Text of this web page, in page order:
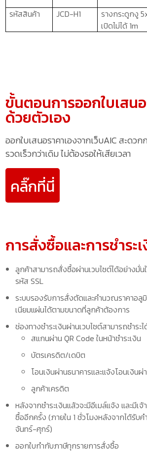
รหัสสินค้า
JCD-H1 รางกระดูกงู
เปิดไม่ได้1m
ขั้นตอนการออกใบเสน
ด้วยตัวเอง
ออกใบเสนอราคาเองจากเว็บAIC สะดวก
รวดเร็วกว่าเดิม ไม่ต้องรอให้เสียเวลา
คลิ๊กที่นี่
การสั่งซื้อและการชำระ
ลูกค้าสามารถสั่งซื้อผ่านเวบไซต์ได้อย่างมั่น
รหัส SSL
ระบบรองรับการสั่งตัดและคำนวณราคาอลู
เนียมแผ่นได้ตามขนาดที่ลูกค้าต้องการ
ช่องทางชำระเงินผ่านเวบไซต์สามารถชำระ
สแกนผ่าน QR Code ในหน้าชำระเงิน
บัตรเครดิต/เดบิต
โอนเงินผ่านธนาคารและแจ้งโอนเงินผ่
ลูกค้าเครดิต
หลังจากชำระเงินแล้วจะมีอีเมล์แจ้ง และมีเ
ซื้ออีกครั้ง (ภายใน 1 ชั่วโมงหลังจากได้รับค
จันทร์-ศุกร์)
ออกใบกำกับภาษีทุกรายการสั่งซื้อ